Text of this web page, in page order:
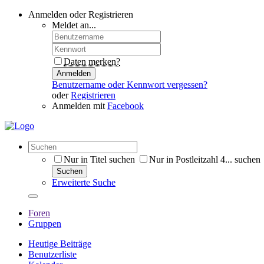
Anmelden oder Registrieren
Meldet an...
Daten merken?
Anmelden
Benutzername oder Kennwort vergessen?
oderRegistrieren
Anmelden mit Facebook
Nur in Titel suchen Nur in Postleitzahl 4... suchen
Suchen
Erweiterte Suche
Foren
Gruppen
Heutige Beiträge
Benutzerliste